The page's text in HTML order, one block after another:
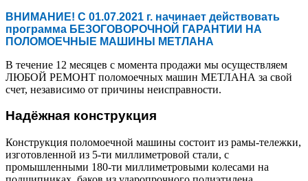
ВНИМАНИЕ! С 01.07.2021 г. начинает действовать
программа БЕЗОГОВОРОЧНОЙ ГАРАНТИИ НА
ПОЛОМОЕЧНЫЕ МАШИНЫ МЕТЛАНА
В течение 12 месяцев с момента продажи мы осуществляем
ЛЮБОЙ РЕМОНТ поломоечных машин МЕТЛАНА за свой
счет, независимо от причины неисправности.
Надёжная конструкция
Конструкция поломоечной машины состоит из рамы-тележки,
изготовленной из 5-ти миллиметровой стали, с
промышленными 180-ти миллиметровыми колесами на